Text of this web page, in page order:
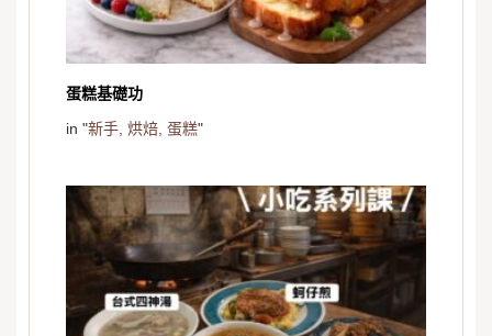
蛋糕基礎功
in "新手, 烘焙, 蛋糕"